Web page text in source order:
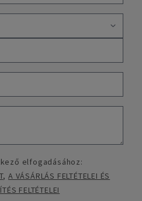
elfogadásához:
,A VÁSÁRLÁS FELTÉTELEI ÉS
FELTÉTELEI